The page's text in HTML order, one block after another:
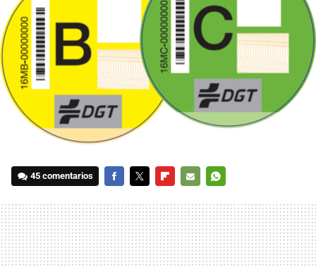
45 comentarios
MAIL